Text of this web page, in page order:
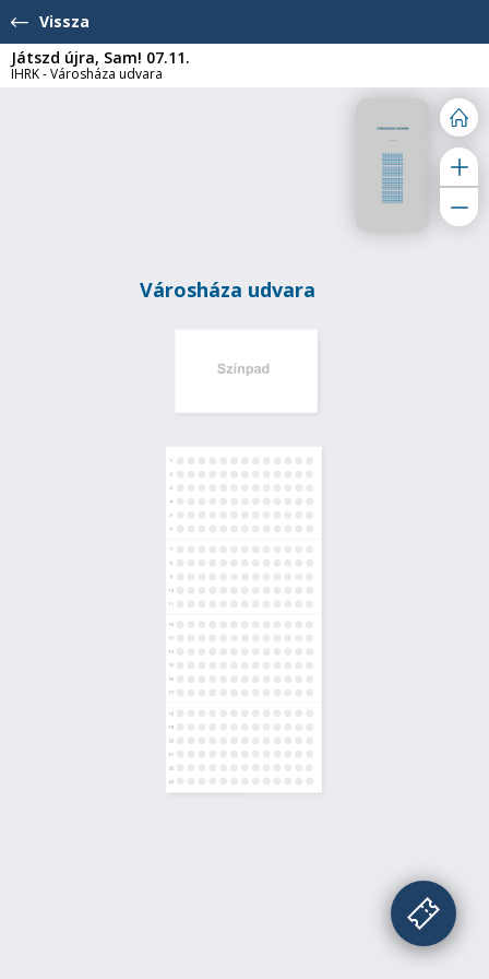
Vissza
Játszd újra, Sam! 07.11.
IHRK - Városháza udvara
Városháza udvara